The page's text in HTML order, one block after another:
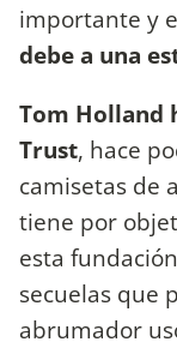
importante y
debe a una
Tom Holland
Trust, hace
camisetas de
tiene por
esta
secuelas que
abrumador